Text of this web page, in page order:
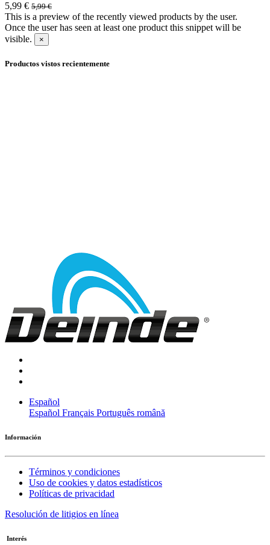
5,99 € 5,99€
This is a preview of the recently viewed products by the user.
Once the user has seen at least one product this snippet will be
visible.
×
Productos vistos recientemente
Español
Español Français Português română
Información
Términos y condiciones
Uso de cookies y datos estadísticos
Políticas de privacidad
Resolución de litigios en línea
Interés